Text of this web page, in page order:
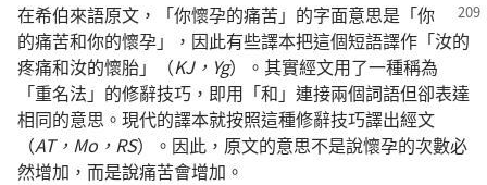
在希伯來語原文，「你懷孕的痛苦」的字面意思是「你
的痛苦和你的懷孕」，因此有些譯本把這個短語譯作「汝的
疼痛和汝的懷胎」（KJ，Yg）。其實經文用了一種稱為
「重名法」的修辭技巧，即用「和」連接兩個詞語但卻表達
相同的意思。現代的譯本就按照這種修辭技巧譯出經文
（AT，Mo，RS）。因此，原文的意思不是說懷孕的次數必
然增加，而是說痛苦會增加。